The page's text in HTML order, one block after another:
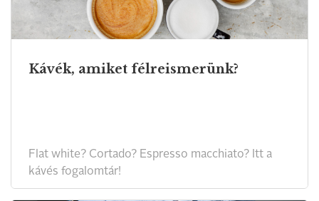
Kávék, amiket félreismerünk?
Flat white? Cortado? Espresso macchiato? Itt a
kávés fogalomtár!